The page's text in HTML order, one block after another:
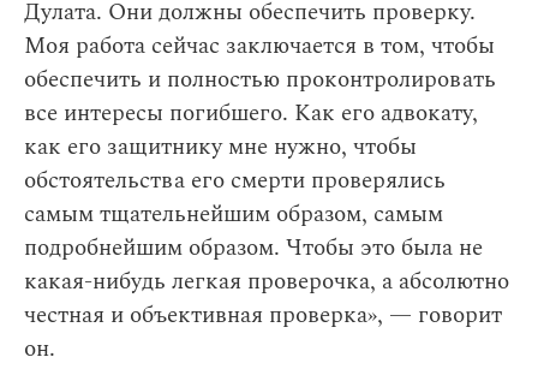
Дулата. Они должны обеспечить проверку.
Моя работа сейчас заключается в том, чтобы
обеспечить и полностью проконтролировать
все интересы погибшего. Как его адвокату,
как его защитнику мне нужно, чтобы
обстоятельства его смерти проверялись
самым тщательнейшим образом, самым
подробнейшим образом. Чтобы это была не
какая-нибудь легкая проверочка, а абсолютно
честная и объективная проверка», — говорит
он.